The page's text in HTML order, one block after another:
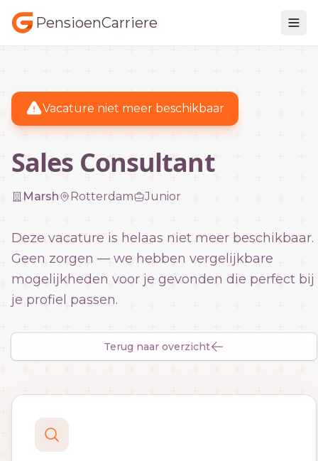
PensioenCarriere
Vacature niet meer beschikbaar
Sales Consultant
Marsh Rotterdam Junior
Deze vacature is helaas niet meer beschikbaar.
Geen zorgen — we hebben vergelijkbare
mogelijkheden voor je gevonden die perfect bij
je profiel passen.
Terug naar overzicht